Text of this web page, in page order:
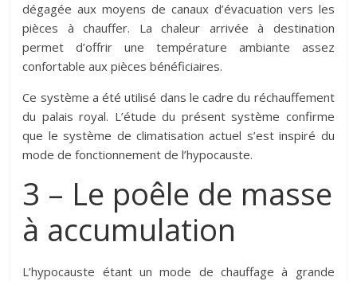
dégagée aux moyens de canaux d’évacuation vers les
pièces à chauffer. La chaleur arrivée à destination
permet d’offrir une température ambiante assez
confortable aux pièces bénéficiaires.
Ce système a été utilisé dans le cadre du réchauffement
du palais royal. L’étude du présent système confirme
que le système de climatisation actuel s’est inspiré du
mode de fonctionnement de l’hypocauste.
3 – Le poêle de masse
à accumulation
L’hypocauste étant un mode de chauffage à grande